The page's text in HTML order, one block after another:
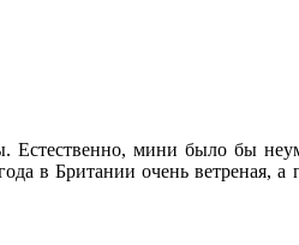
Естественно, мини было бы
в Британии очень ветреная,